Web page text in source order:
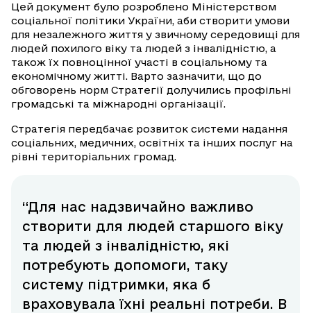
Цей документ було розроблено Міністерством
соціальної політики України, аби створити умови
для незалежного життя у звичному середовищі для
людей похилого віку та людей з інвалідністю, а
також їх повноцінної участі в соціальному та
економічному житті. Варто зазначити, що до
обговорень норм Стратегії долучились профільні
громадські та міжнародні організації.
Стратегія передбачає розвиток системи надання
соціальних, медичних, освітніх та інших послуг на
рівні територіальних громад.
“Для нас надзвичайно важливо
створити для людей старшого віку
та людей з інвалідністю, які
потребують допомоги, таку
систему підтримки, яка б
враховувала їхні реальні потреби. В